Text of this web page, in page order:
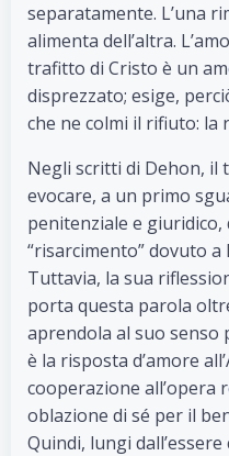
separatamente. L’una
alimenta dell’altra.
trafitto di Cristo è un
disprezzato; esige,
che ne colmi il rifiuto: la
Negli scritti di Dehon, il
evocare, a un primo
penitenziale e
“risarcimento” dovuto a
Tuttavia, la sua
porta questa parola
aprendola al suo senso
è la risposta d’amore
cooperazione all’opera
oblazione di sé per il
Quindi, lungi